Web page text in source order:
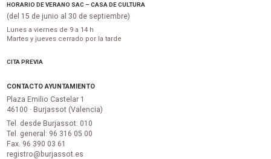
HORARIO DE VERANO SAC – CASA DE CULTURA
(del 15 de junio al 30 de septiembre)
Lunes a viernes de 9 a 14 h
Martes y jueves cerrado por la tarde
CITA PREVIA
CONTACTO AYUNTAMIENTO
Plaza Emilio Castelar 1
46100 · Burjassot (Valencia)
Tel. desde Burjassot: 010
Tel. general: 96 316 05 00
Fax. 96 390 03 61
registro@burjassot.es